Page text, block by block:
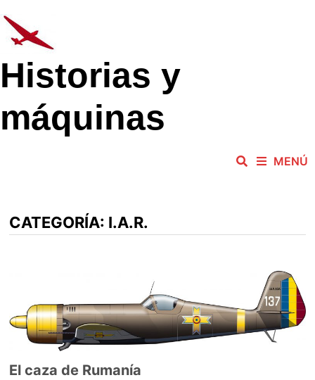
al
contenido
Historias y
máquinas
MENÚ
CATEGORÍA: I.A.R.
El caza de Rumanía